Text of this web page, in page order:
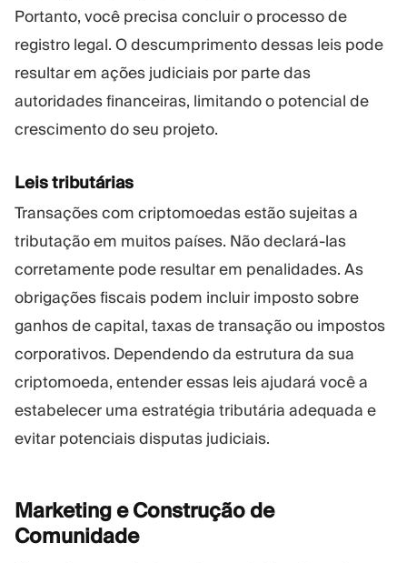
Portanto, você precisa concluir o processo de
registro legal. O descumprimento dessas leis pode
resultar em ações judiciais por parte das
autoridades financeiras, limitando o potencial de
crescimento do seu projeto.
Leis tributárias
Transações com criptomoedas estão sujeitas a
tributação em muitos países. Não declará-las
corretamente pode resultar em penalidades. As
obrigações fiscais podem incluir imposto sobre
ganhos de capital, taxas de transação ou impostos
corporativos. Dependendo da estrutura da sua
criptomoeda, entender essas leis ajudará você a
estabelecer uma estratégia tributária adequada e
evitar potenciais disputas judiciais.
Marketing e Construção de
Comunidade